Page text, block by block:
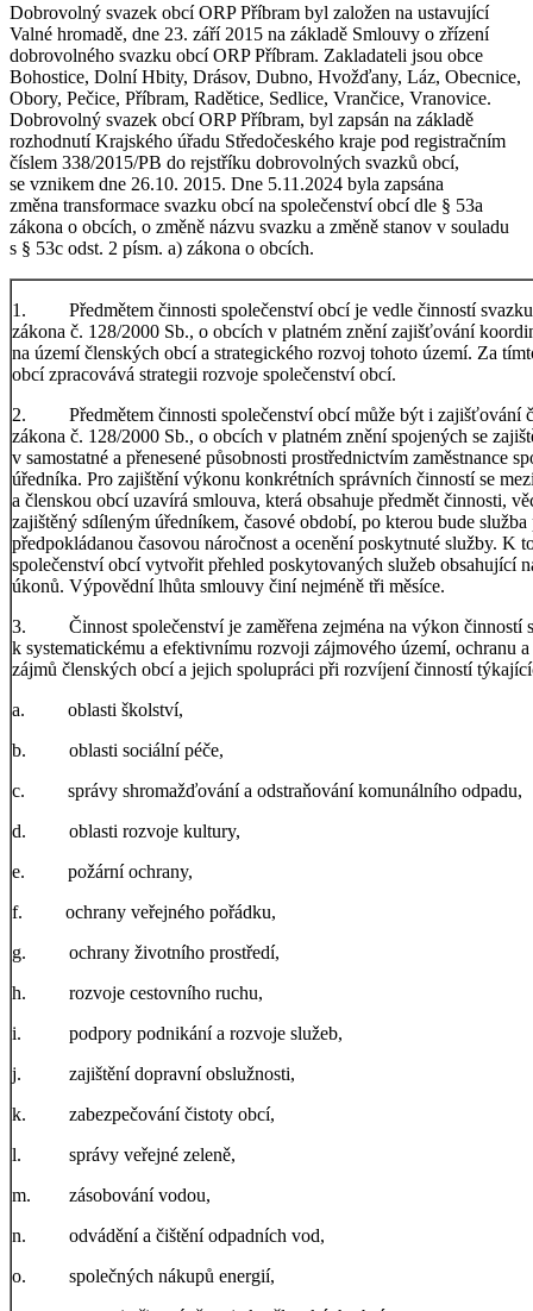
Dobrovolný svazek obcí ORP Příbram byl založen na ustavující
Valné hromadě, dne 23. září 2015 na základě Smlouvy o zřízení
dobrovolného svazku obcí ORP Příbram. Zakladateli jsou obce
Bohostice, Dolní Hbity, Drásov, Dubno, Hvožďany, Láz, Obecnice,
Obory, Pečice, Příbram, Radětice, Sedlice, Vrančice, Vranovice.
Dobrovolný svazek obcí ORP Příbram, byl zapsán na základě
rozhodnutí Krajského úřadu Středočeského kraje pod registračním
číslem 338/2015/PB do rejstříku dobrovolných svazků obcí,
se vznikem dne 26.10. 2015. Dne 5.11.2024 byla zapsána
změna transformace svazku obcí na společenství obcí dle § 53a
zákona o obcích, o změně názvu svazku a změně stanov v souladu
s § 53c odst. 2 písm. a) zákona o obcích.
1. Předmětem činnosti společenství obcí je vedle činností svazku
zákona č. 128/2000 Sb., o obcích v platném znění zajišťování
na území členských obcí a strategického rozvoj tohoto území. Za
obcí zpracovává strategii rozvoje společenství obcí.
2. Předmětem činnosti společenství obcí může být i zajišťování
zákona č. 128/2000 Sb., o obcích v platném znění spojených se
v samostatné a přenesené působnosti prostřednictvím zaměstnance
úředníka. Pro zajištění výkonu konkrétních správních činností se
a členskou obcí uzavírá smlouva, která obsahuje předmět činnosti,
zajištěný sdíleným úředníkem, časové období, po kterou bude služba
předpokládanou časovou náročnost a ocenění poskytnuté služby. K
společenství obcí vytvořit přehled poskytovaných služeb obsahující
úkonů. Výpovědní lhůta smlouvy činí nejméně tři měsíce.
3. Činnost společenství je zaměřena zejména na výkon činností
k systematickému a efektivnímu rozvoji zájmového území, ochranu
zájmů členských obcí a jejich spolupráci při rozvíjení činností
a. oblasti školství,
b. oblasti sociální péče,
c. správy shromažďování a odstraňování komunálního odpadu,
d. oblasti rozvoje kultury,
e. požární ochrany,
f. ochrany veřejného pořádku,
g. ochrany životního prostředí,
h. rozvoje cestovního ruchu,
i. podpory podnikání a rozvoje služeb,
j. zajištění dopravní obslužnosti,
k. zabezpečování čistoty obcí,
l. správy veřejné zeleně,
m. zásobování vodou,
n. odvádění a čištění odpadních vod,
o. společných nákupů energií,